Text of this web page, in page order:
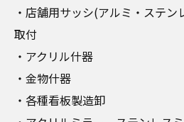
・店舗用サッシ(アルミ・ステ
取付
・アクリル什器
・金物什器
・各種看板製造卸